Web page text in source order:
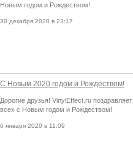
Новым годом и Рождеством!
30 декабря 2020 в 23:17
С Новым 2020 годом и Рождеством!
Дорогие друзья! VinylEffect.ru поздравляет
всех с Новым годом и Рождеством!
6 января 2020 в 11:09